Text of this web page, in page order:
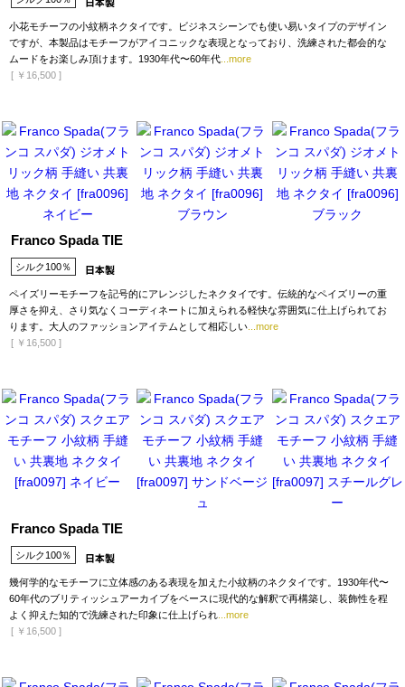
小花モチーフの小紋柄ネクタイです。ビジネスシーンでも使い易いタイプのデザイン
ですが、本製品はモチーフがアイコニックな表現となっており、洗練された都会的な
ムードをお楽しみ頂けます。1930年代〜60年代 ...more
[ ￥16,500 ]
Franco Spada TIE
シルク100％
ペイズリーモチーフを記号的にアレンジしたネクタイです。伝統的なペイズリーの重
厚さを抑え、さり気なくコーディネートに加えられる軽快な雰囲気に仕上げられてお
ります。大人のファッションアイテムとして相応しい ...more
[ ￥16,500 ]
Franco Spada TIE
シルク100％
幾何学的なモチーフに立体感のある表現を加えた小紋柄のネクタイです。1930年代〜
60年代のブリティッシュアーカイブをベースに現代的な解釈で再構築し、装飾性を程
よく抑えた知的で洗練された印象に仕上げられ ...more
[ ￥16,500 ]